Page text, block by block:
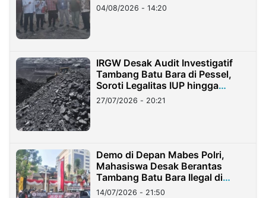
04/08/2026 - 14:20
IRGW Desak Audit Investigatif
Tambang Batu Bara di Pessel,
Soroti Legalitas IUP hingga
Stockpile
27/07/2026 - 20:21
Demo di Depan Mabes Polri,
Mahasiswa Desak Berantas
Tambang Batu Bara Ilegal di
Lampung
14/07/2026 - 21:50